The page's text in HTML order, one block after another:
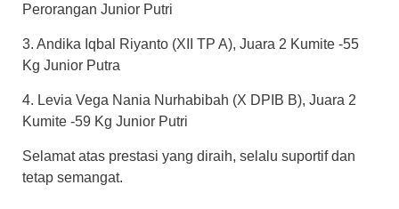
Perorangan Junior Putri
3. Andika Iqbal Riyanto (XII TP A), Juara 2 Kumite -55
Kg Junior Putra
4. Levia Vega Nania Nurhabibah (X DPIB B), Juara 2
Kumite -59 Kg Junior Putri
Selamat atas prestasi yang diraih, selalu suportif dan
tetap semangat.